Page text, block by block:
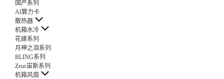
国产系列
AI算力卡
散热器
机箱水冷
花嫁系列
月神之泪系列
BLING系列
Zeus宙斯系列
机箱风扇